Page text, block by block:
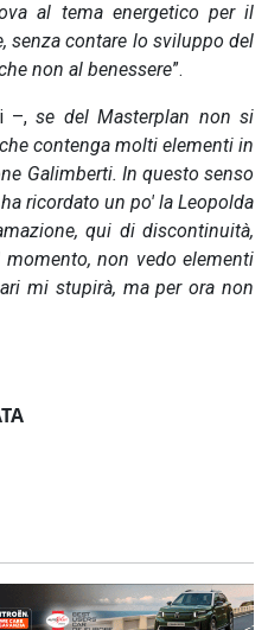
al tema energetico per il
senza contare lo sviluppo del
non al benessere”.
–,se del Masterplan non si
contenga molti elementi in
Galimberti. In questo senso
ricordato un po' la Leopolda
qui di discontinuità,
non vedo elementi
mi stupirà, ma per ora non